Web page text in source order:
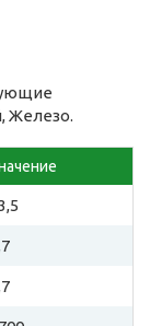
Железо.